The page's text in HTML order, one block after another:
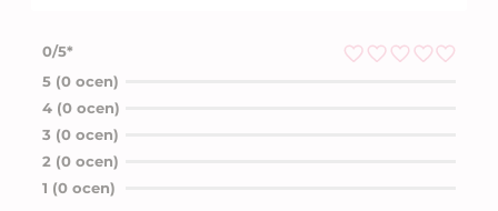
0/5*
5 (0 ocen)
4 (0 ocen)
3 (0 ocen)
2 (0 ocen)
1 (0 ocen)